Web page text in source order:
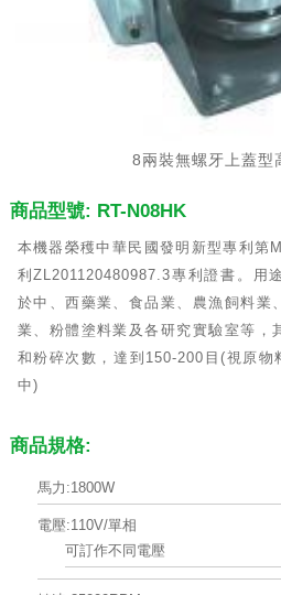
8兩裝無螺牙上蓋型
商品型號: RT-N08HK
本機器榮穫中華民國發明新型專利第
利ZL201120480987.3專利證書。用
於中、西藥業、食品業、農漁飼料業
業、粉體塗料業及各研究實驗室等，
和粉碎次數，達到150-200目(視原
中)
商品規格:
馬力:1800W
電壓:110V/單相
可訂作不同電壓